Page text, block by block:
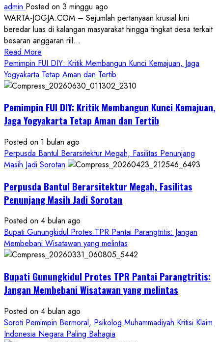
admin Posted on 3 minggu ago
WARTA-JOGJA.COM – Sejumlah pertanyaan krusial kini
beredar luas di kalangan masyarakat hingga tingkat desa terkait
besaran anggaran riil...
Read More
more
about
Anggaran
KDMP
Rp1,6
Diduga
Hanya
Separuhnya
Cair
ke
Ketum
PWRI
RI
Minta
Resmi
Pemimpin FUI DIY: Kritik Membangun Kunci Kemajuan, Jaga
Yogyakarta Tetap Aman dan Tertib
Pemimpin FUI DIY: Kritik Membangun Kunci Kemajuan,
Jaga Yogyakarta Tetap Aman dan Tertib
Posted on 1 bulan ago
Perpusda Bantul Berarsitektur Megah, Fasilitas Penunjang
Masih Jadi Sorotan
Perpusda Bantul Berarsitektur Megah, Fasilitas
Penunjang Masih Jadi Sorotan
Posted on 4 bulan ago
Bupati Gunungkidul Protes TPR Pantai Parangtritis: Jangan
Membebani Wisatawan yang melintas
Bupati Gunungkidul Protes TPR Pantai Parangtritis:
Jangan Membebani Wisatawan yang melintas
Posted on 4 bulan ago
Soroti Pemimpin Bermoral, Psikolog Muhammadiyah Kritisi Klaim
Indonesia Negara Paling Bahagia